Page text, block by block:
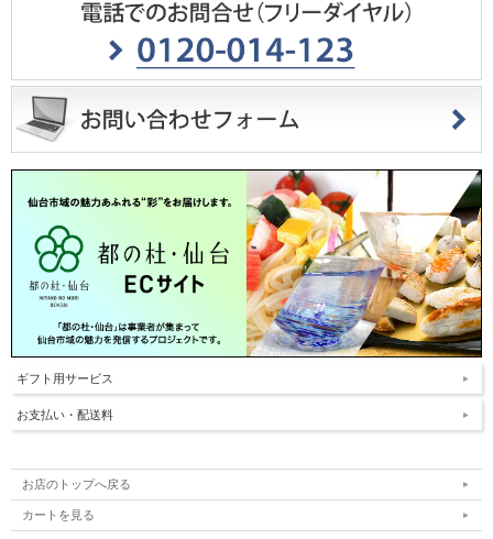
ギフト用サービス
お支払い・配送料
お店のトップへ戻る
カートを見る